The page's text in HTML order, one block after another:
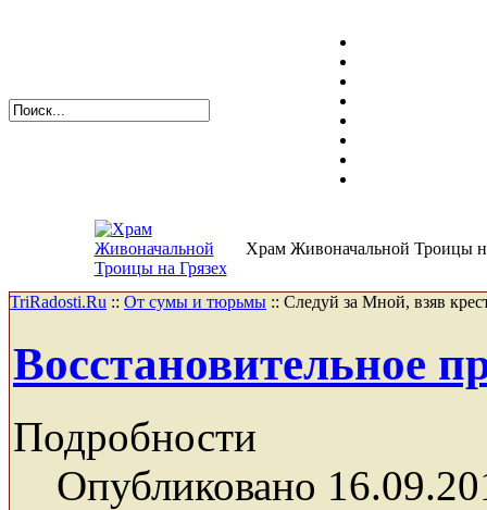
Храм Живоначальной Троицы
TriRadosti.Ru :: От сумы и тюрьмы :: Следуй за Мной, взяв
Восстановительное
Подробности
Опубликовано